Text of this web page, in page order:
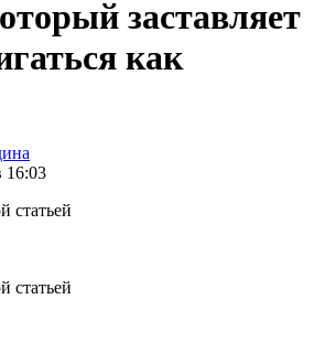
заставляет
как
16:03
статьей
статьей